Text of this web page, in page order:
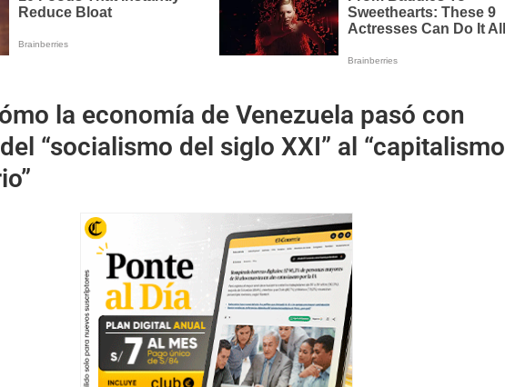
la economía de Venezuela pasó con
“socialismo del siglo XXI” al “capitalismo